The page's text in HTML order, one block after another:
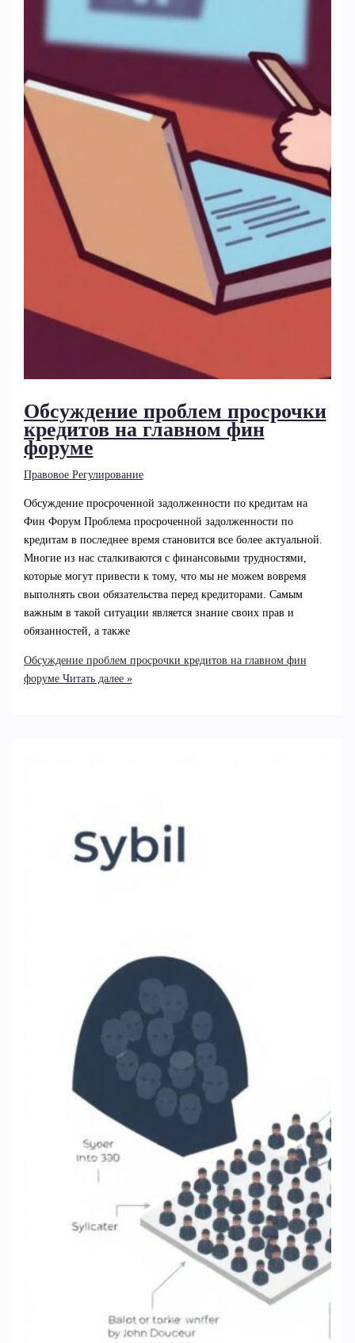
Обсуждение проблем просрочки
кредитов на главном фин
форуме
Правовое Регулирование
Обсуждение просроченной задолженности по кредитам на
Фин Форум Проблема просроченной задолженности по
кредитам в последнее время становится все более актуальной.
Многие из нас сталкиваются с финансовыми трудностями,
которые могут привести к тому, что мы не можем вовремя
выполнять свои обязательства перед кредиторами. Самым
важным в такой ситуации является знание своих прав и
обязанностей, а также
Обсуждение проблем просрочки кредитов на главном фин
форумеЧитать далее »